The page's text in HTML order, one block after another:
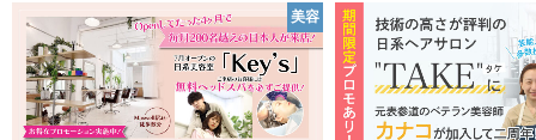
美容